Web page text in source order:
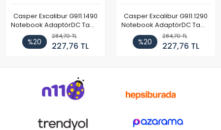
Casper Excalibur G911.1490
Notebook AdaptörDC Tamir
Kablosu
%20
284,70 TL
227,76 TL
Casper Excalibur G911.1290
Notebook AdaptörDC Tamir
Kablosu
%20
284,70 TL
227,76 TL